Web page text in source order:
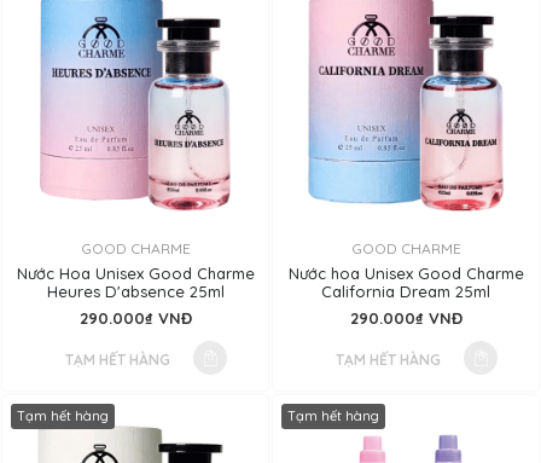
GOOD CHARME
Nước Hoa Unisex Good Charme
Heures D'absence 25ml
290.000₫ VNĐ
TẠM HẾT HÀNG
GOOD CHARME
Nước hoa Unisex Good Charme
California Dream 25ml
290.000₫ VNĐ
TẠM HẾT HÀNG
Tạm hết hàng Tạm hết hàng